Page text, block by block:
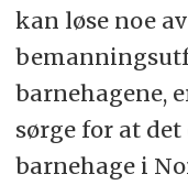
kan løse noe av
barnehagene,
sørge for at
barnehage i